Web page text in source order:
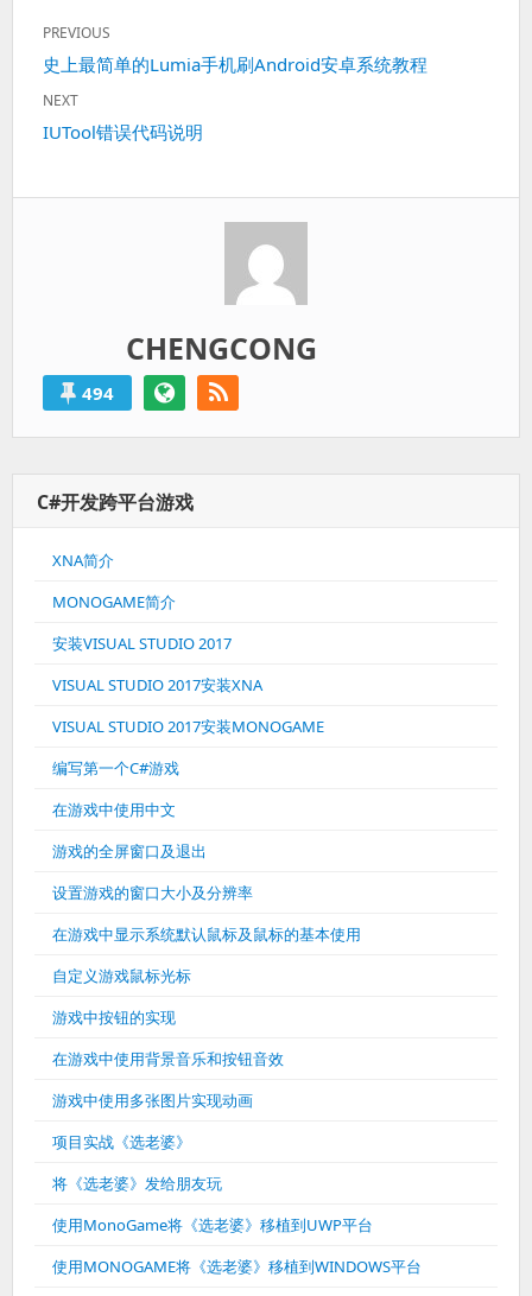
文
章
导
航
PREVIOUS
Previous
post:
史上最简单的Lumia手机刷Android安卓系统教程
NEXT
Next
IUTool错误代码说明
CHENGCONG
494
C#开发跨平台游戏
XNA简介
MONOGAME简介
安装VISUAL STUDIO 2017
VISUAL STUDIO 2017安装XNA
VISUAL STUDIO 2017安装MONOGAME
编写第一个C#游戏
在游戏中使用中文
游戏的全屏窗口及退出
设置游戏的窗口大小及分辨率
在游戏中显示系统默认鼠标及鼠标的基本使用
自定义游戏鼠标光标
游戏中按钮的实现
在游戏中使用背景音乐和按钮音效
游戏中使用多张图片实现动画
项目实战《选老婆》
将《选老婆》发给朋友玩
使用MonoGame将《选老婆》移植到UWP平台
使用MONOGAME将《选老婆》移植到WINDOWS平台